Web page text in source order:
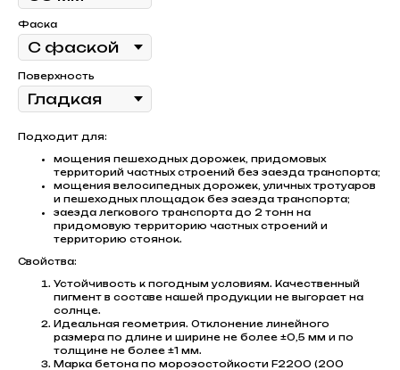
Фаска
Поверхность
Подходит для:
мощения пешеходных дорожек, придомовых
территорий частных строений без заезда транспорта;
мощения велосипедных дорожек, уличных тротуаров
и пешеходных площадок без заезда транспорта;
заезда легкового транспорта до 2 тонн на
придомовую территорию частных строений и
территорию стоянок.
Свойства:
Устойчивость к погодным условиям. Качественный
пигмент в составе нашей продукции не выгорает на
солнце.
Идеальная геометрия. Отклонение линейного
размера по длине и ширине не более ±0,5 мм и по
толщине не более ±1 мм.
Марка бетона по морозостойкости F2200 (200